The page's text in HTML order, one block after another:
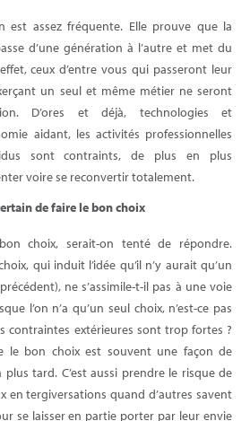
est assez fréquente. Elle prouve que la
d’une génération à l’autre et met du
ceux d’entre vous qui passeront leur
un seul et même métier ne seront
D’ores et déjà, technologies et
aidant, les activités professionnelles
sont contraints, de plus en plus
voire se reconvertir totalement.
de faire le bon choix
choix, serait-on tenté de répondre.
qui induit l’idée qu’il n’y aurait qu’un
ne s’assimile-t-il pas à une voie
l’on n’a qu’un seul choix, n’est-ce pas
contraintes extérieures sont trop fortes ?
le bon choix est souvent une façon de
plus tard. C’est aussi prendre le risque de
en tergiversations quand d’autres savent
se laisser en partie porter par leur envie